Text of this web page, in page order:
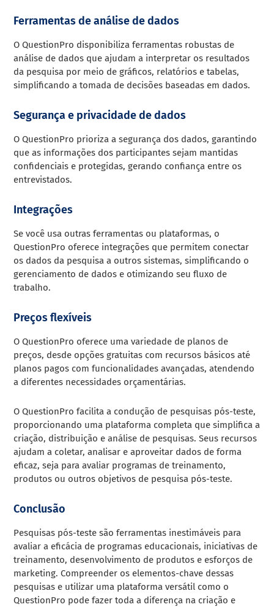
Ferramentas de análise de dados
O QuestionPro disponibiliza ferramentas robustas de
análise de dados que ajudam a interpretar os resultados
da pesquisa por meio de gráficos, relatórios e tabelas,
simplificando a tomada de decisões baseadas em dados.
Segurança e privacidade de dados
O QuestionPro prioriza a segurança dos dados, garantindo
que as informações dos participantes sejam mantidas
confidenciais e protegidas, gerando confiança entre os
entrevistados.
Integrações
Se você usa outras ferramentas ou plataformas, o
QuestionPro oferece integrações que permitem conectar
os dados da pesquisa a outros sistemas, simplificando o
gerenciamento de dados e otimizando seu fluxo de
trabalho.
Preços flexíveis
O QuestionPro oferece uma variedade de planos de
preços, desde opções gratuitas com recursos básicos até
planos pagos com funcionalidades avançadas, atendendo
a diferentes necessidades orçamentárias.
O QuestionPro facilita a condução de pesquisas pós-teste,
proporcionando uma plataforma completa que simplifica a
criação, distribuição e análise de pesquisas. Seus recursos
ajudam a coletar, analisar e aproveitar dados de forma
eficaz, seja para avaliar programas de treinamento,
produtos ou outros objetivos de pesquisa pós-teste.
Conclusão
Pesquisas pós-teste são ferramentas inestimáveis para
avaliar a eficácia de programas educacionais, iniciativas de
treinamento, desenvolvimento de produtos e esforços de
marketing. Compreender os elementos-chave dessas
pesquisas e utilizar uma plataforma versátil como o
QuestionPro pode fazer toda a diferença na criação e